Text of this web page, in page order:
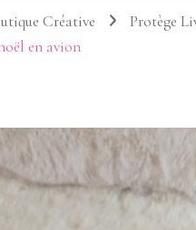
Créative Protège
en avion